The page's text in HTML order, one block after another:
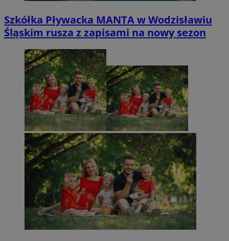
Szkółka Pływacka MANTA w Wodzisławiu
Śląskim rusza z zapisami na nowy sezon